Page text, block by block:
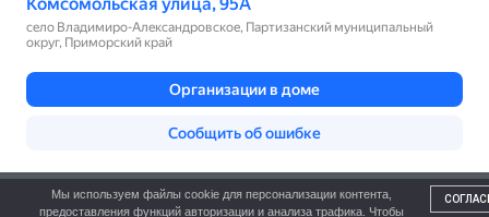
Политика конфиденциальности
Мы используем файлы cookie для персонализации контента,
предоставления функций авторизации и анализа трафика. Чтобы